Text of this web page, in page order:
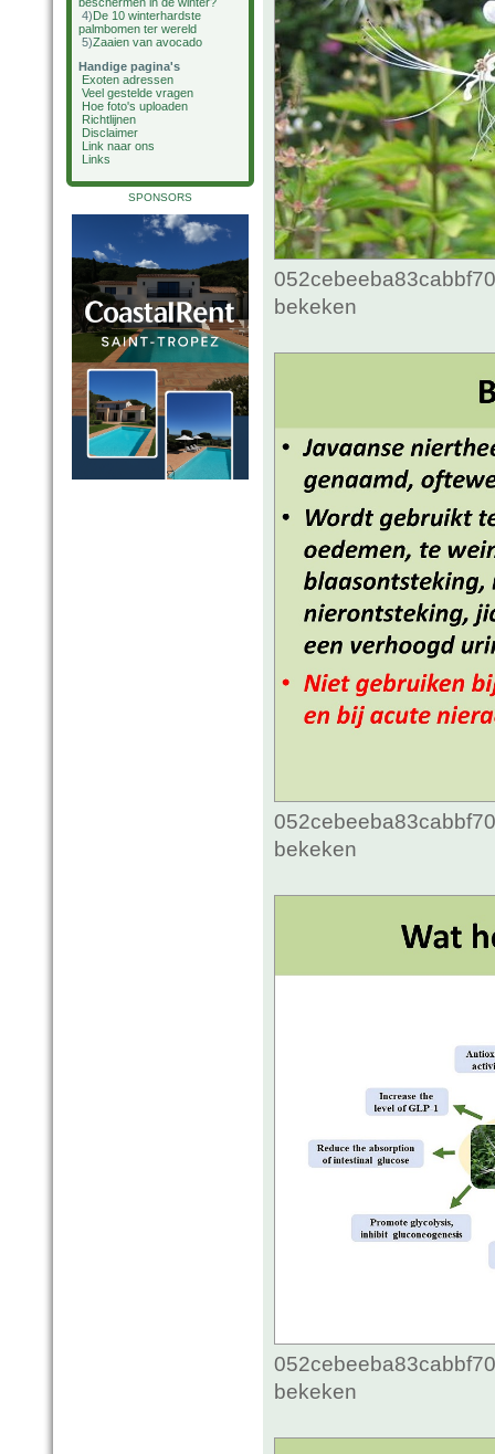
4)De 10 winterhardste
palmbomen ter wereld
5)Zaaien van avocado
Handige pagina's
Exoten adressen
Veel gestelde vragen
Hoe foto's uploaden
Richtlijnen
Disclaimer
Link naar ons
Links
SPONSORS
bekeken
bekeken
bekeken